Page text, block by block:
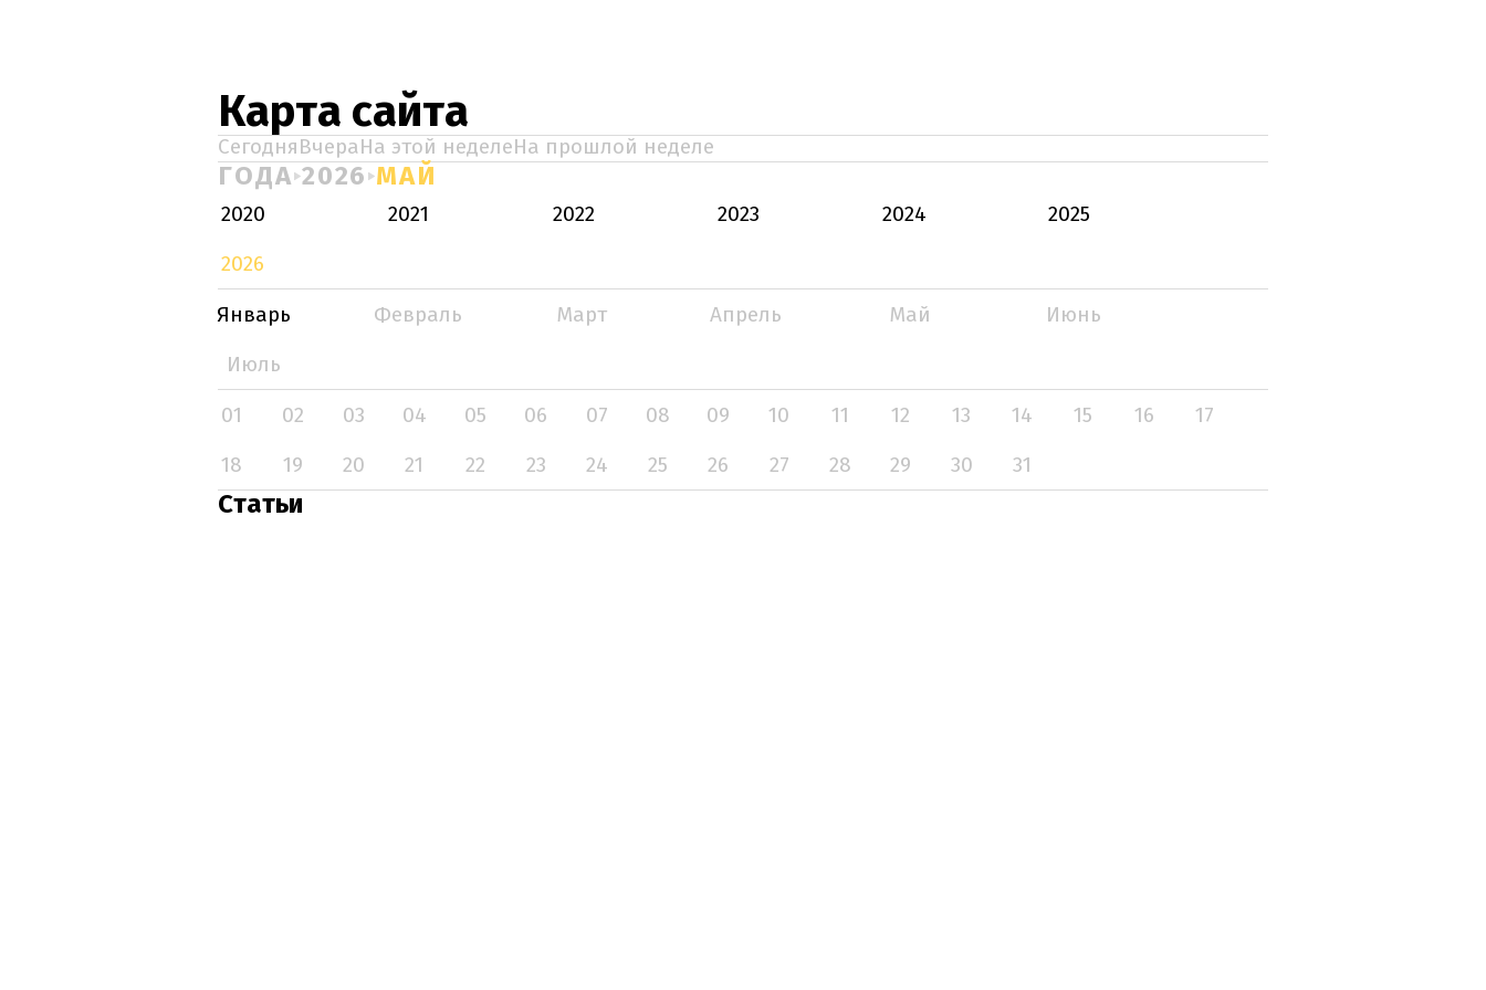
Карта сайта
СегодняВчераНа этой неделеНа прошлой неделе
ГОДА 2026 МАЙ
2020 2021 2022 2023 2024
2025
2026
Январь
Февраль Март Апрель Май
Июнь
Июль
01
02 03 04 05 06 07 08 09 10 11 12 13 14 15 16
17
18
19 20 21 22 23 24 25 26 27 28 29 30 31
Статьи